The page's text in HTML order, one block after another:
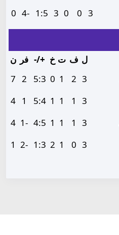
3
0
0
3
1 :5
-4
0
ل ف ت خ +/- فر ن
3
2
1
0
5:3
2
7
3
1
1
1
5:4
1
4
3
1
1
1
4:5
-1
4
3
0
1
2
1 :3
-2
1